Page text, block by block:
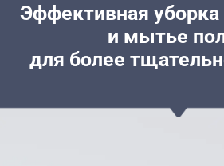
Эффективная
и мытье
для более